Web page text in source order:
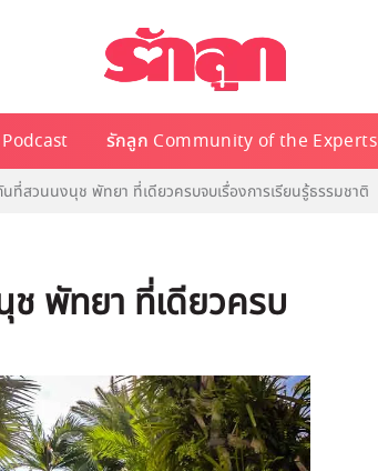
รักลูก Community of the Experts
นที่สวนนงนุช พัทยา ที่เดียวครบจบเรื่องการเรียนรู้ธรรมชาติ
ช พัทยา ที่เดียวครบ